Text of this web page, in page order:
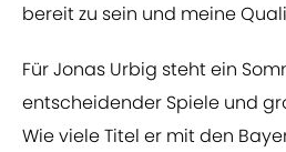
bereit zu sein und meine
Für Jonas Urbig steht ein
entscheidender Spiele und
Wie viele Titel er mit den